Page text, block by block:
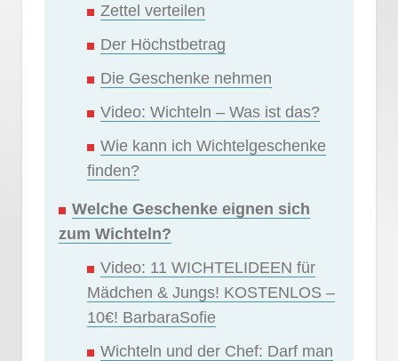
Zettel verteilen
Der Höchstbetrag
Die Geschenke nehmen
Video: Wichteln – Was ist das?
Wie kann ich Wichtelgeschenke
finden?
Welche Geschenke eignen sich
zum Wichteln?
Video: 11 WICHTELIDEEN für
Mädchen & Jungs! KOSTENLOS –
10€! BarbaraSofie
Wichteln und der Chef: Darf man